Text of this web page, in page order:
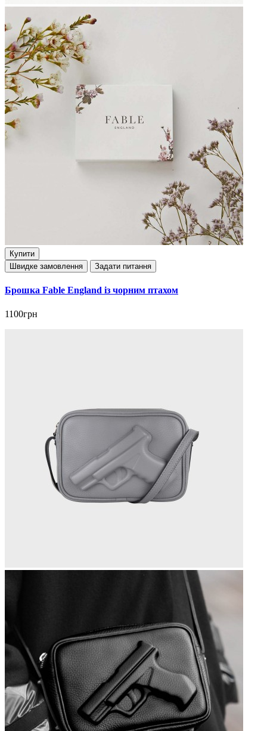
Купити
Швидке замовлення
Задати питання
Брошка Fable England із чорним птахом
1100грн